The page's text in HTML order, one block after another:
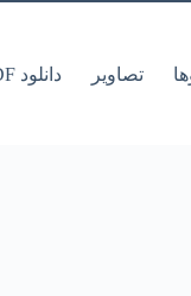
تصاویر دانلود PDF